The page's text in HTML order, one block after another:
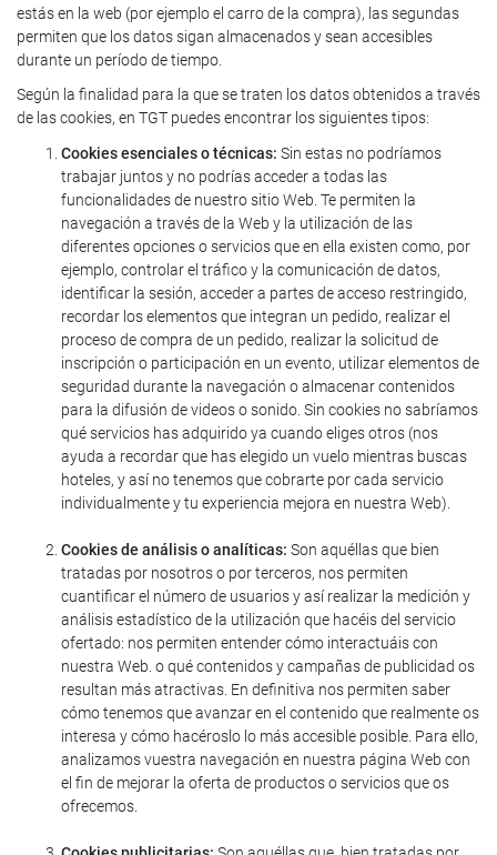
estás en la web (por ejemplo el carro de la compra), las segundas
permiten que los datos sigan almacenados y sean accesibles
durante un período de tiempo.
Según la finalidad para la que se traten los datos obtenidos a través
de las cookies, en TGT puedes encontrar los siguientes tipos:
Cookies esenciales o técnicas: Sin estas no podríamos
trabajar juntos y no podrías acceder a todas las
funcionalidades de nuestro sitio Web. Te permiten la
navegación a través de la Web y la utilización de las
diferentes opciones o servicios que en ella existen como, por
ejemplo, controlar el tráfico y la comunicación de datos,
identificar la sesión, acceder a partes de acceso restringido,
recordar los elementos que integran un pedido, realizar el
proceso de compra de un pedido, realizar la solicitud de
inscripción o participación en un evento, utilizar elementos de
seguridad durante la navegación o almacenar contenidos
para la difusión de videos o sonido. Sin cookies no sabríamos
qué servicios has adquirido ya cuando eliges otros (nos
ayuda a recordar que has elegido un vuelo mientras buscas
hoteles, y así no tenemos que cobrarte por cada servicio
individualmente y tu experiencia mejora en nuestra Web).
Cookies de análisis o analíticas: Son aquéllas que bien
tratadas por nosotros o por terceros, nos permiten
cuantificar el número de usuarios y así realizar la medición y
análisis estadístico de la utilización que hacéis del servicio
ofertado: nos permiten entender cómo interactuáis con
nuestra Web. o qué contenidos y campañas de publicidad os
resultan más atractivas. En definitiva nos permiten saber
cómo tenemos que avanzar en el contenido que realmente os
interesa y cómo hacéroslo lo más accesible posible. Para ello,
analizamos vuestra navegación en nuestra página Web con
el fin de mejorar la oferta de productos o servicios que os
ofrecemos.